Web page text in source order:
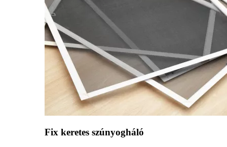
Fix keretes szúnyogháló